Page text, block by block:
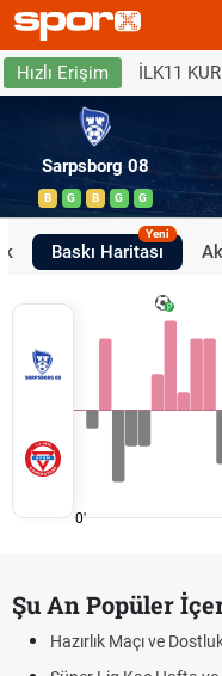
Hızlı Erişim İLK11 KUR
Sarpsborg 08
B G B G G
Baskı Haritası
Yeni
0'
Şu An Popüler
Hazırlık Maçı ve